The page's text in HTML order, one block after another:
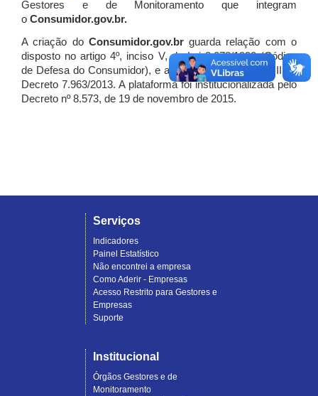
Gestores e de Monitoramento que integram
o Consumidor.gov.br.
A criação do Consumidor.gov.brguarda relação com o
disposto no artigo 4º, inciso V, da Lei 8.078/1990 (Código
de Defesa do Consumidor), e artigo 7º, incisos I, II e III do
Decreto 7.963/2013. A plataforma foi institucionalizada pelo
Decreto nº 8.573, de 19 de novembro de 2015.
Serviços
Indicadores
Painel Estatístico
Não encontrei a empresa
Como Aderir - Empresas
Acesso Restrito para Gestores e
Empresas
Suporte
Institucional
Órgãos Gestores e de
Monitoramento